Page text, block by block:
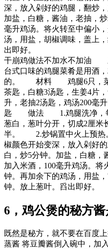
深，放入剁好的鸡腿，翻炒
加盐，白糖，酱油，老抽
毫升鸡汤。将火转至中偏小
汤，用盐，胡椒调味，盖上
出即好。
干崩鸡做法不加水不加
台式口味的鸡腿菜肴是用酒
的。 材料 鸡腿6只，菜
茶匙，白糖3汤匙，生姜4片
升，老抽2汤匙，鸡汤200毫
匙 做法 1.鸡腿洗净，每
葱白，葱叶分开，切成2厘米
半。 2.炒锅置中火上预热
椒颜色开始变深，放入剁好
白，炒5分钟。加盐，白糖
加入米酒，100毫升鸡汤。将
钟。再加余下的鸡汤，用盐
钟。放上葱叶。舀出即好。
6，鸡公煲的秘方
既然是秘方，就不要在百度上
蒸酱 将豆瓣酱倒入碗中，加